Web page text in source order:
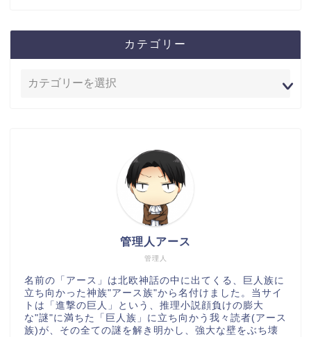
カテゴリー
管理人
管理人アース
名前の「アース」は北欧神話の中に出てくる、巨人族に
立ち向かった神族"アース族"から名付けました。当サイ
トは「進撃の巨人」という、推理小説顔負けの膨大
な"謎"に満ちた「巨人族」に立ち向かう我々読者(アース
族)が、その全ての謎を解き明かし、強大な壁をぶち壊